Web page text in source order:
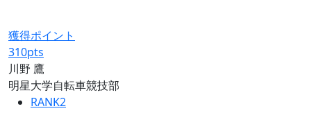
獲得ポイント
310pts
川野 鷹
明星大学自転車競技部
RANK2